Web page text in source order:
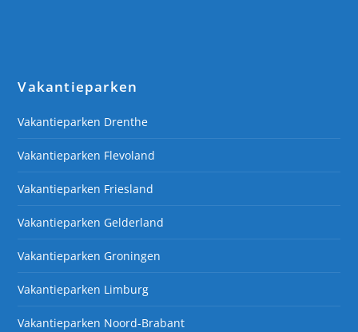
Vakantieparken
Vakantieparken Drenthe
Vakantieparken Flevoland
Vakantieparken Friesland
Vakantieparken Gelderland
Vakantieparken Groningen
Vakantieparken Limburg
Vakantieparken Noord-Brabant